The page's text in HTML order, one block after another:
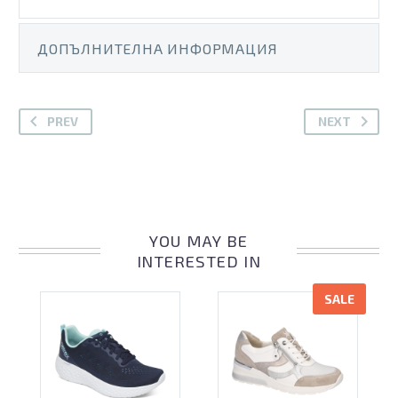
ДОПЪЛНИТЕЛНА ИНФОРМАЦИЯ
PREV NEXT
YOU MAY BE
INTERESTED IN
SALE